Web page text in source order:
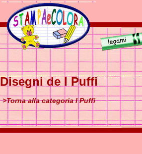
Disegni de I Puffi
>Torna alla categoria I Puffi